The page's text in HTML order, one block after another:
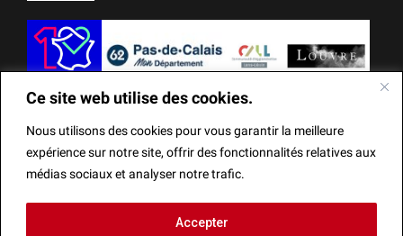
Ce site web utilise des cookies.
Nous utilisons des cookies pour vous garantir la meilleure
expérience sur notre site, offrir des fonctionnalités relatives aux
médias sociaux et analyser notre trafic.
Accepter
Ce site web utilise des cookies.